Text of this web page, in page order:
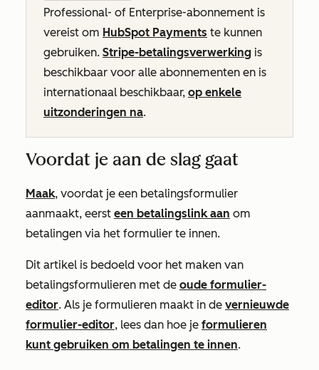
Professional- of Enterprise-abonnement is
vereist om HubSpot Payments te kunnen
gebruiken. Stripe-betalingsverwerking is
beschikbaar voor alle abonnementen en is
internationaal beschikbaar, op enkele
uitzonderingen na.
Voordat je aan de slag gaat
Maak, voordat je een betalingsformulier
aanmaakt, eerst een betalingslink aan om
betalingen via het formulier te innen.
Dit artikel is bedoeld voor het maken van
betalingsformulieren met de oude formulier-
editor. Als je formulieren maakt in de vernieuwde
formulier-editor, lees dan hoe je formulieren
kunt gebruiken om betalingen te innen.